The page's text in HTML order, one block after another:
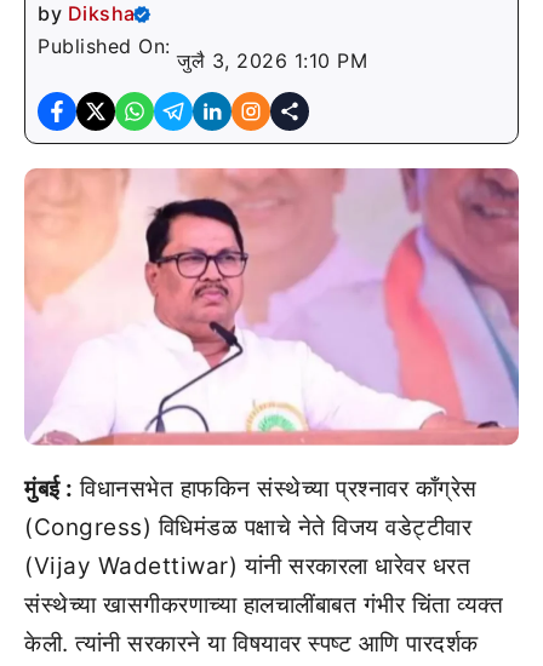
by Diksha
Published On:
जुलै 3, 2026 1:10 PM
मुंबई : विधानसभेत हाफकिन संस्थेच्या प्रश्नावर काँग्रेस
(Congress) विधिमंडळ पक्षाचे नेते विजय वडेट्टीवार
(Vijay Wadettiwar) यांनी सरकारला धारेवर धरत
संस्थेच्या खासगीकरणाच्या हालचालींबाबत गंभीर चिंता व्यक्त
केली. त्यांनी सरकारने या विषयावर स्पष्ट आणि पारदर्शक